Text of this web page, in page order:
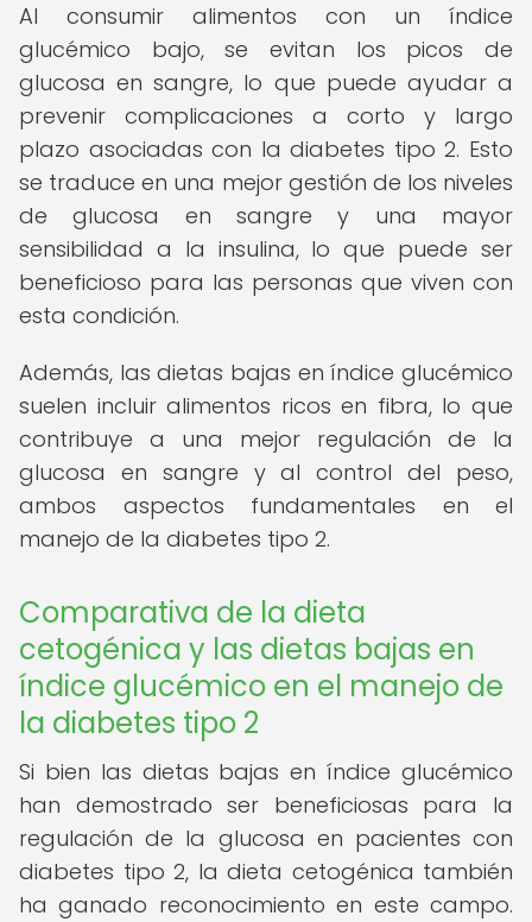
Al consumir alimentos con un índice
glucémico bajo, se evitan los picos de
glucosa en sangre, lo que puede ayudar a
prevenir complicaciones a corto y largo
plazo asociadas con la diabetes tipo 2. Esto
se traduce en una mejor gestión de los niveles
de glucosa en sangre y una mayor
sensibilidad a la insulina, lo que puede ser
beneficioso para las personas que viven con
esta condición.
Además, las dietas bajas en índice glucémico
suelen incluir alimentos ricos en fibra, lo que
contribuye a una mejor regulación de la
glucosa en sangre y al control del peso,
ambos aspectos fundamentales en el
manejo de la diabetes tipo 2.
Comparativa de la dieta
cetogénica y las dietas bajas en
índice glucémico en el manejo de
la diabetes tipo 2
Si bien las dietas bajas en índice glucémico
han demostrado ser beneficiosas para la
regulación de la glucosa en pacientes con
diabetes tipo 2, la dieta cetogénica también
ha ganado reconocimiento en este campo.